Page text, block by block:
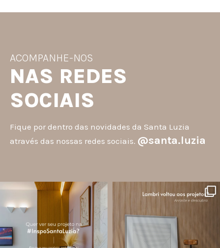
ACOMPANHE-NOS
NAS REDES
SOCIAIS
Fique por dentro das novidades da Santa Luzia
através das nossas redes sociais. @santa.luzia
santa.luzia
A #InspoSantaLuzia é um espaço
criado para divulgar projetos que
utilizam produtos Santa Luzia e
valorizar o trabalho de arquitetos,
designers de...
Jul 28
O lambri é um revestimento versátil
painéis decorativos e diversas
composições para valorizar o